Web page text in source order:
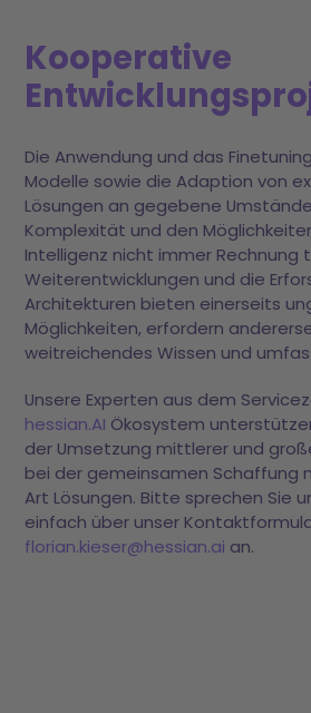
Kooperative
Die Anwendung und das
Modelle sowie die Adaption von
Lösungen an gegebene
Komplexität und den
Intelligenz nicht immer Rechnung
Weiterentwicklungen und die
Architekturen bieten einerseits
Möglichkeiten, erfordern
weitreichendes Wissen und
Unsere Experten aus dem
hessian.AI Ökosystem
der Umsetzung mittlerer und
bei der gemeinsamen Schaffung
Art Lösungen. Bitte sprechen Sie
einfach über unser
florian.kieser@hessian.ai an.